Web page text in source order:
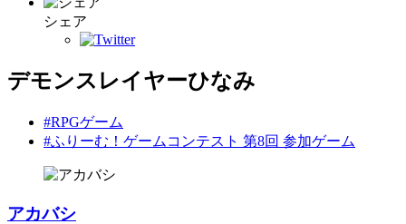
シェア
デモンスレイヤーひなみ
#RPGゲーム
#ふりーむ！ゲームコンテスト 第8回 参加ゲーム
アカバシ